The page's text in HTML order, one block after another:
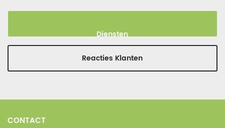
Diensten
Reacties Klanten
CONTACT